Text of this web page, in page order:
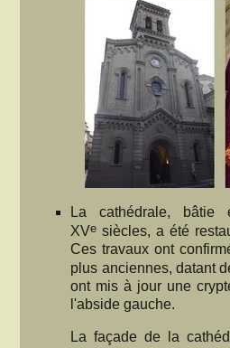
La cathédrale, bâtie
XVe siècles, a été
Ces travaux ont
plus anciennes, datant
ont mis à jour une
l'abside gauche.
La façade de la